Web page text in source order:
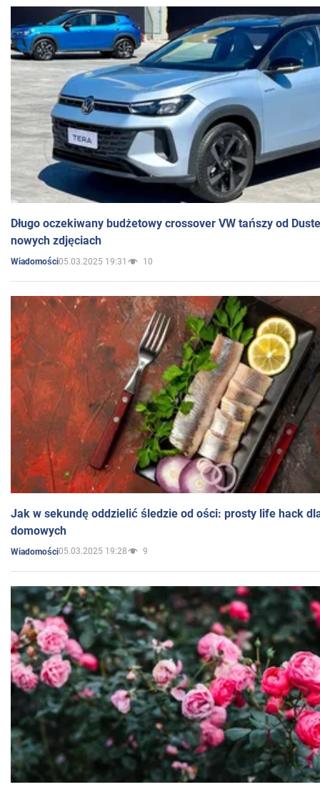
Długo oczekiwany budżetowy crossover VW tańszy od
nowych zdjęciach
Wiadomości05.03.2025 19:31 10
Jak w sekundę oddzielić śledzie od ości: prosty life hack
domowych
Wiadomości05.03.2025 19:28 9